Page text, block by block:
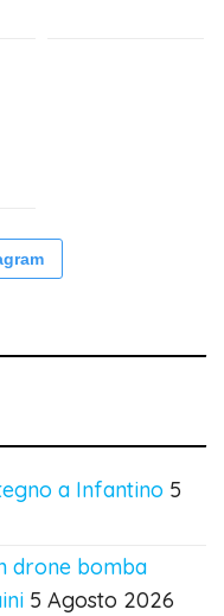
a Infantino 5
drone bomba
5 Agosto 2026